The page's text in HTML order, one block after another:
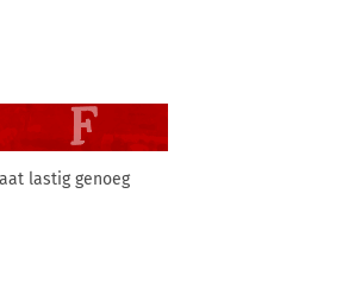
lastig genoeg